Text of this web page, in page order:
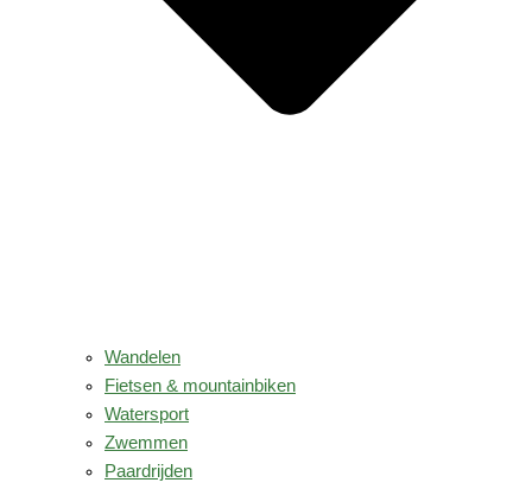
Wandelen
Fietsen & mountainbiken
Watersport
Zwemmen
Paardrijden